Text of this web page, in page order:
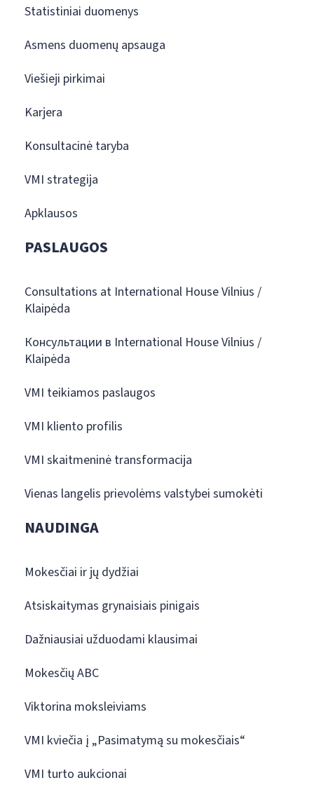
Statistiniai duomenys
Asmens duomenų apsauga
Viešieji pirkimai
Karjera
Konsultacinė taryba
VMI strategija
Apklausos
PASLAUGOS
Consultations at International House Vilnius /
Klaipėda
Консультации в International House Vilnius /
Klaipėda
VMI teikiamos paslaugos
VMI kliento profilis
VMI skaitmeninė transformacija
Vienas langelis prievolėms valstybei sumokėti
NAUDINGA
Mokesčiai ir jų dydžiai
Atsiskaitymas grynaisiais pinigais
Dažniausiai užduodami klausimai
Mokesčių ABC
Viktorina moksleiviams
VMI kviečia į „Pasimatymą su mokesčiais“
VMI turto aukcionai